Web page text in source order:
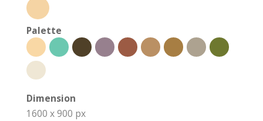
Palette
Dimension
1600 x 900 px